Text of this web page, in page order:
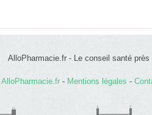
AlloPharmacie.fr - Le conseil santé
AlloPharmacie.fr - Mentions légales -